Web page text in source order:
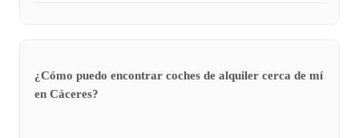
¿Cómo puedo encontrar coches de alquiler cerca de mí
en Cáceres?